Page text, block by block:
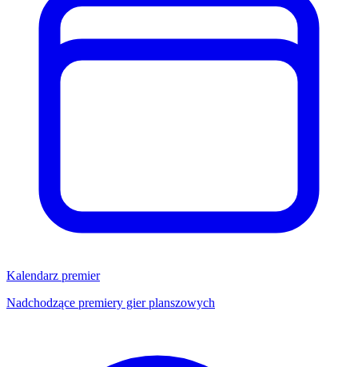
Kalendarz premier
Nadchodzące premiery gier planszowych